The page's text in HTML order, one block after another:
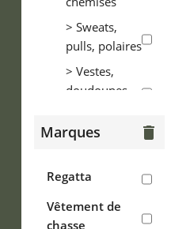
> Sweats,
pulls, polaires
> Vestes,
doudounes,
> Coupe-vent,
pluie
> Gilets
Marques delete
Regatta
Vêtement de
chasse